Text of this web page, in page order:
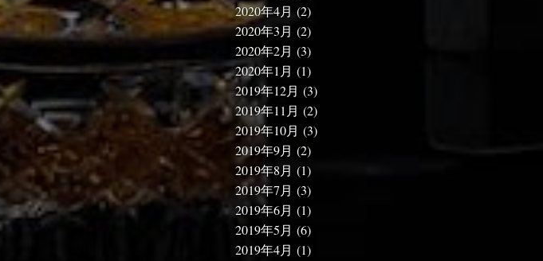
2020年4月 (2)
2020年3月 (2)
2020年2月 (3)
2020年1月 (1)
2019年12月 (3)
2019年11月 (2)
2019年10月 (3)
2019年9月 (2)
2019年8月 (1)
2019年7月 (3)
2019年6月 (1)
2019年5月 (6)
2019年4月 (1)